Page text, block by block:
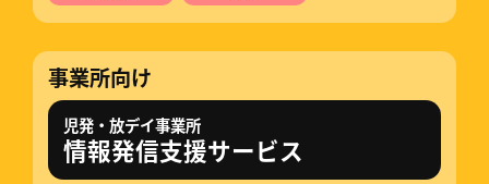
事業所向け
児発・放デイ事業所
情報発信支援サービス